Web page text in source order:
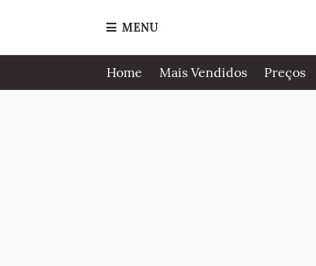
MENU
Home Mais Vendidos Preços